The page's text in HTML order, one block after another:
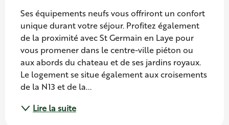
Ses équipements neufs vous offriront un confort
unique durant votre séjour. Profitez également
de la proximité avec St Germain en Laye pour
vous promener dans le centre-ville piéton ou
aux abords du chateau et de ses jardins royaux.
Le logement se situe également aux croisements
de la N13 et de la...
Lire la suite